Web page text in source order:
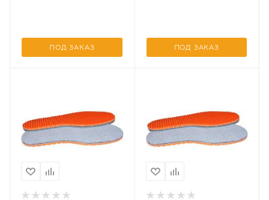
ПОД ЗАКАЗ ПОД ЗАКАЗ